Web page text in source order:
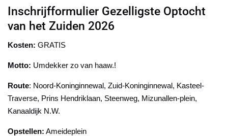
Inschrijfformulier Gezelligste Optocht
van het Zuiden 2026
Kosten: GRATIS
Motto: Umdekker zo van haaw.!
Route: Noord-Koninginnewal, Zuid-Koninginnewal, Kasteel-
Traverse, Prins Hendriklaan, Steenweg, Mizunallen-plein,
Kanaaldijk N.W.
Opstellen: Ameideplein